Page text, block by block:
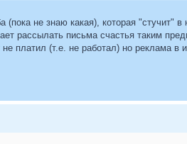
не знаю какая), которая "стучит"
рассылать письма счастья таким
платил (т.е. не работал) но реклама